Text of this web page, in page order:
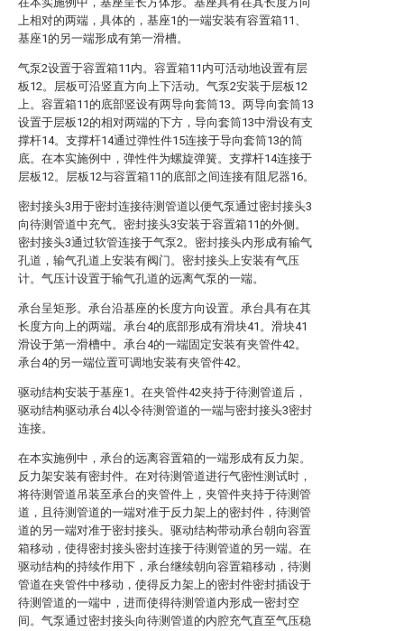
上相对的两端，具体的，基座1的一端安装有容置箱11、
基座1的另一端形成有第一滑槽。
气泵2设置于容置箱11内。容置箱11内可活动地设置有层
板12。层板可沿竖直方向上下活动。气泵2安装于层板12
上。容置箱11的底部竖设有两导向套筒13。两导向套筒13
设置于层板12的相对两端的下方，导向套筒13中滑设有支
撑杆14。支撑杆14通过弹性件15连接于导向套筒13的筒
底。在本实施例中，弹性件为螺旋弹簧。支撑杆14连接于
层板12。层板12与容置箱11的底部之间连接有阻尼器16。
密封接头3用于密封连接待测管道以便气泵通过密封接头3
向待测管道中充气。密封接头3安装于容置箱11的外侧。
密封接头3通过软管连接于气泵2。密封接头内形成有输气
孔道，输气孔道上安装有阀门。密封接头上安装有气压
计。气压计设置于输气孔道的远离气泵的一端。
承台呈矩形。承台沿基座的长度方向设置。承台具有在其
长度方向上的两端。承台4的底部形成有滑块41。滑块41
滑设于第一滑槽中。承台4的一端固定安装有夹管件42。
承台4的另一端位置可调地安装有夹管件42。
驱动结构安装于基座1。在夹管件42夹持于待测管道后，
驱动结构驱动承台4以令待测管道的一端与密封接头3密封
连接。
在本实施例中，承台的远离容置箱的一端形成有反力架。
反力架安装有密封件。在对待测管道进行气密性测试时，
将待测管道吊装至承台的夹管件上，夹管件夹持于待测管
道，且待测管道的一端对准于反力架上的密封件，待测管
道的另一端对准于密封接头。驱动结构带动承台朝向容置
箱移动，使得密封接头密封连接于待测管道的另一端。在
驱动结构的持续作用下，承台继续朝向容置箱移动，待测
管道在夹管件中移动，使得反力架上的密封件密封插设于
待测管道的一端中，进而使得待测管道内形成一密封空
间。气泵通过密封接头向待测管道的内腔充气直至气压稳